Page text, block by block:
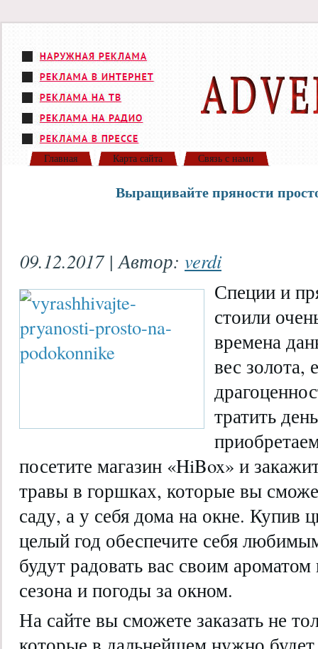
Главная Карта сайта Связь с нами
Выращивайте пряности
09.12.2017 | Автор: verdi
Специи и
стоили
времена
вес золота,
тратить
посетите магазин «HiBox» и
травы в горшках, которые вы
саду, а у себя дома на окне. Купив
целый год обеспечите себя
будут радовать вас своим
сезона и погоды за окном.
На сайте вы сможете заказать не